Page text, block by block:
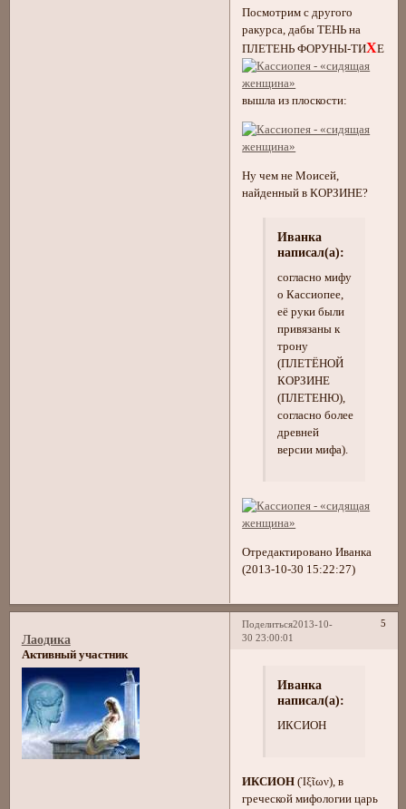
Посмотрим с другого
ракурса, дабы ТЕНЬ на
ПЛЕТЕНЬ ФОРУНЫ-ТИХЕ
вышла из плоскости:
Ну чем не Моисей,
найденный в КОРЗИНЕ?
Иванка
написал(а):
согласно мифу
о Кассиопее,
её руки были
привязаны к
трону
(ПЛЕТЁНОЙ
КОРЗИНЕ
(ПЛЕТЕНЮ),
согласно более
древней
версии мифа).
Отредактировано Иванка
(2013-10-30 15:22:27)
Поделиться 5
2013-10-
30 23:00:01
Лаодика
Активный участник
Иванка
написал(а):
ИКСИОН
ИКСИОН (Ἰξῖων), в
греческой мифологии царь